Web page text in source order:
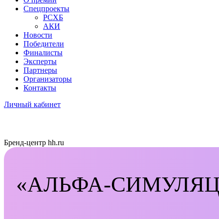
Спецпроекты
РСХБ
АКИ
Новости
Победители
Финалисты
Эксперты
Партнеры
Организаторы
Контакты
Личный кабинет
Бренд-центр hh.ru
«АЛЬФА-